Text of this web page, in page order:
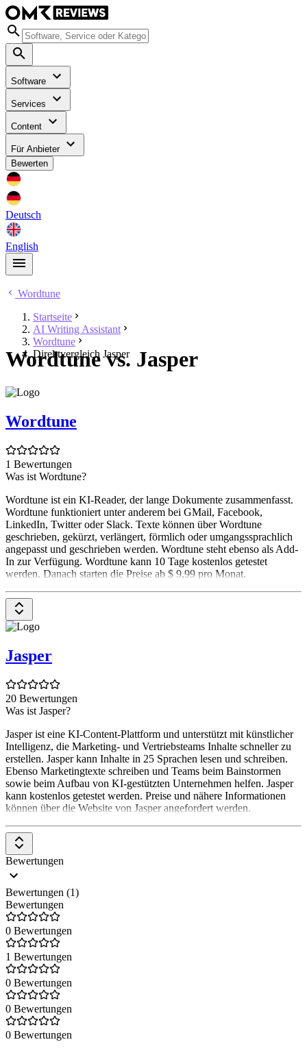
Software
Services
Content
Für Anbieter
Bewerten
Deutsch
English
Wordtune
Startseite
AI Writing Assistant
Wordtune
Direktvergleich Jasper
Wordtune vs. Jasper
Wordtune
1 Bewertungen
Was ist Wordtune?
Wordtune ist ein KI-Reader, der lange Dokumente zusammenfasst.
Wordtune funktioniert unter anderem bei GMail, Facebook,
LinkedIn, Twitter oder Slack. Texte können über Wordtune
geschrieben, gekürzt, verlängert, förmlich oder umgangssprachlich
angepasst und geschrieben werden. Wordtune steht ebenso als Add-
In zur Verfügung. Wordtune kann 10 Tage kostenlos getestet
werden. Danach starten die Preise ab $ 9,99 pro Monat.
Jasper
20 Bewertungen
Was ist Jasper?
Jasper ist eine KI-Content-Plattform und unterstützt mit künstlicher
Intelligenz, die Marketing- und Vertriebsteams Inhalte schneller zu
erstellen. Jasper kann Inhalte in 25 Sprachen lesen und schreiben.
Ebenso Marketingtexte schreiben und Teams beim Bainstormen
sowie beim Aufbau von KI-gestützten Unternehmen helfen. Jasper
kann kostenlos getestet werden. Preise und nähere Informationen
können über die Website von Jasper angefordert werden.
Bewertungen
Bewertungen (1)
Bewertungen
0 Bewertungen
1 Bewertungen
0 Bewertungen
0 Bewertungen
0 Bewertungen